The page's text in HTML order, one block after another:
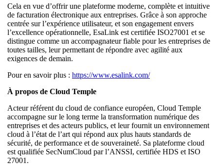
Cela en vue d’offrir une plateforme moderne, complète et intuitive
de facturation électronique aux entreprises. Grâce à son approche
centrée sur l’expérience utilisateur, et son engagement envers
l’excellence opérationnelle, EsaLink est certifiée ISO27001 et se
distingue comme un accompagnateur fiable pour les entreprises de
toutes tailles, leur permettant de répondre avec agilité aux
exigences de demain.
Pour en savoir plus : https://www.esalink.com/
À propos de Cloud Temple
Acteur référent du cloud de confiance européen, Cloud Temple
accompagne sur le long terme la transformation numérique des
entreprises et des acteurs publics, et leur fournit un environnement
cloud à l’état de l’art qui répond aux plus hauts standards de
sécurité, de performance et de souveraineté. Sa plateforme cloud
est qualifiée SecNumCloud par l’ANSSI, certifiée HDS et ISO
27001.